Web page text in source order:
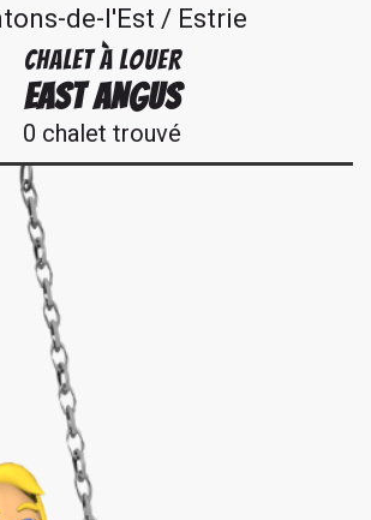
de-l'Est / Estrie
CHALET À LOUER
EAST ANGUS
0 chalet trouvé